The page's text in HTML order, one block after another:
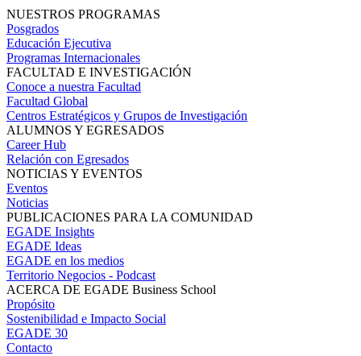
NUESTROS PROGRAMAS
Posgrados
Educación Ejecutiva
Programas Internacionales
FACULTAD E INVESTIGACIÓN
Conoce a nuestra Facultad
Facultad Global
Centros Estratégicos y Grupos de Investigación
ALUMNOS Y EGRESADOS
Career Hub
Relación con Egresados
NOTICIAS Y EVENTOS
Eventos
Noticias
PUBLICACIONES PARA LA COMUNIDAD
EGADE Insights
EGADE Ideas
EGADE en los medios
Territorio Negocios - Podcast
ACERCA DE EGADE Business School
Propósito
Sostenibilidad e Impacto Social
EGADE 30
Contacto